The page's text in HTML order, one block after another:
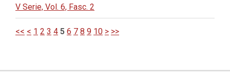
V Serie, Vol. 6, Fasc. 2
<< < 1 2 3 4 5 6 7 8 9 10 > >>